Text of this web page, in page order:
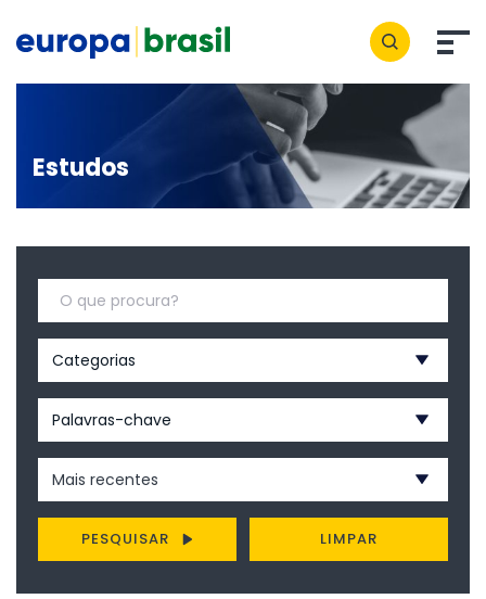
Estudos
Categorias
Palavras-chave
Mais recentes
PESQUISAR LIMPAR